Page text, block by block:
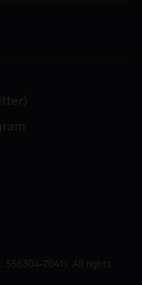
556304-7041). All rights